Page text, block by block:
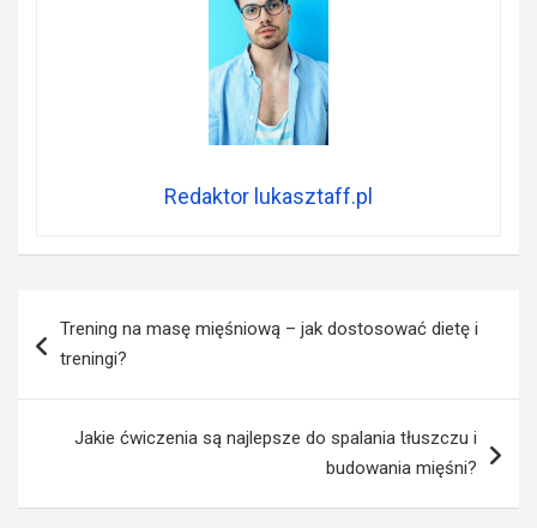
Redaktor lukasztaff.pl
wpisu
Trening na masę mięśniową – jak dostosować dietę i
treningi?
Jakie ćwiczenia są najlepsze do spalania tłuszczu i
budowania mięśni?